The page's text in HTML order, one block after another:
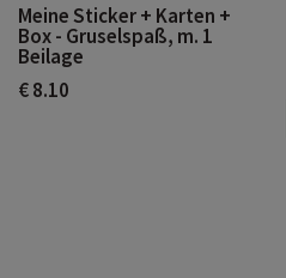
Meine Sticker + Karten +
Box - Gruselspaß, m. 1
Beilage
€ 8.10